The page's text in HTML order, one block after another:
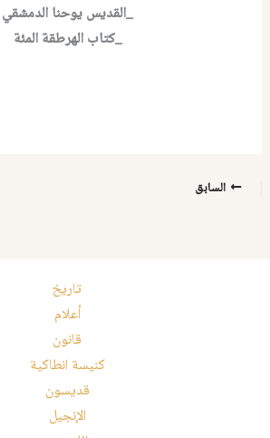
_القديس يوحنا الدمشقي
_كتاب الهرطقة المئة
السابق
تاريخ
أعلام
قانون
كنيسة انطاكية
قديسون
الإنجيل